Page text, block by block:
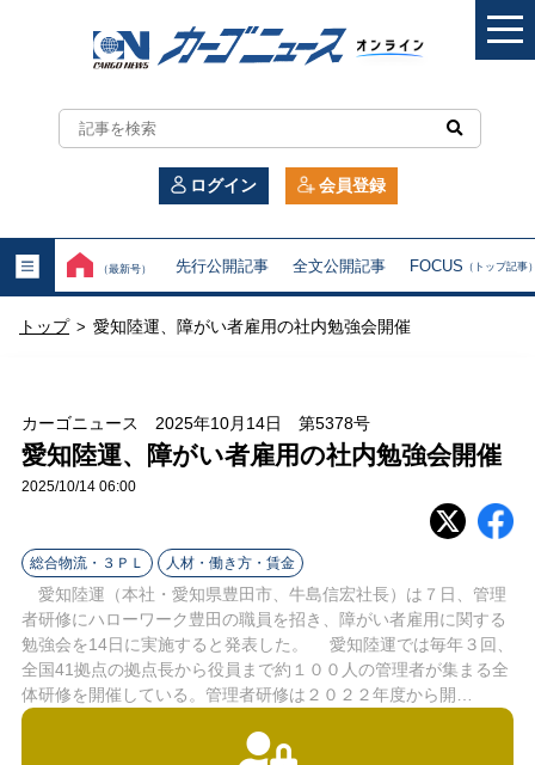
カ
ー
ニ
ュ
オ
ン
ラ
イ
ン
ログイン 会員登録
（最新号） 先行公開記事 全文公開記事 FOCUS （トップ記事
トップ > 愛知陸運、障がい者雇用の社内勉強会開催
カーゴニュース 2025年10月14日 第5378号
愛知陸運、障がい者雇用の社内勉強会開催
2025/10/14 06:00
総合物流・３ＰＬ 人材・働き方・賃金
愛知陸運（本社・愛知県豊田市、牛島信宏社長）は７日、管理
者研修にハローワーク豊田の職員を招き、障がい者雇用に関する
勉強会を14日に実施すると発表した。 愛知陸運では毎年３回、
全国41拠点の拠点長から役員まで約１００人の管理者が集まる全
体研修を開催している。管理者研修は２０２２年度から開…